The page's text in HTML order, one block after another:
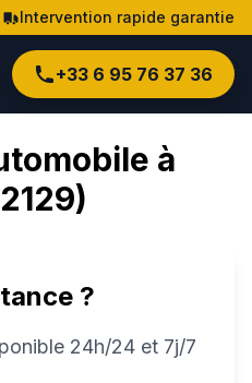
Intervention rapide garantie
+33 6 95 76 37 36
à
)
?
24h/24 et 7j/7